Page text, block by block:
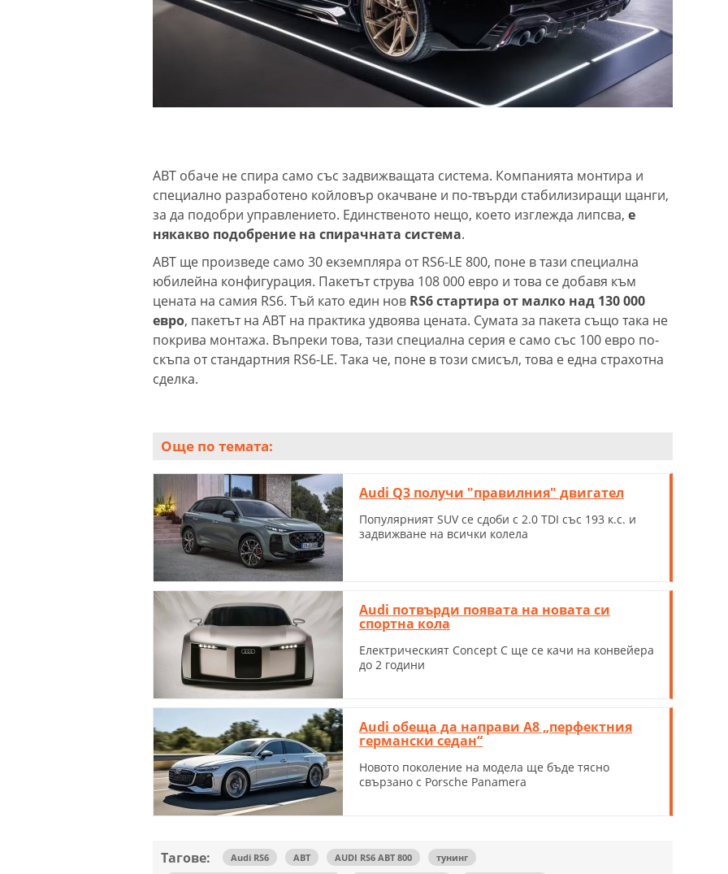
ABT обаче не спира само със задвижващата система. Компанията монтира и
специално разработено койловър окачване и по-твърди стабилизиращи щанги,
за да подобри управлението. Единственото нещо, което изглежда липсва, е
някакво подобрение на спирачната система.
ABT ще произведе само 30 екземпляра от RS6-LE 800, поне в тази специална
юбилейна конфигурация. Пакетът струва 108 000 евро и това се добавя към
цената на самия RS6. Тъй като един нов RS6 стартира от малко над 130 000
евро, пакетът на ABT на практика удвоява цената. Сумата за пакета също така не
покрива монтажа. Въпреки това, тази специална серия е само със 100 евро по-
скъпа от стандартния RS6-LE. Така че, поне в този смисъл, това е една страхотна
сделка.
Още по темата:
Audi Q3 получи "правилния" двигател
Популярният SUV се сдоби с 2.0 TDI със 193 к.с. и
задвижване на всички колела
Audi потвърди появата на новата си
спортна кола
Електрическият Concept C ще се качи на конвейера
до 2 години
Audi обеща да направи А8 „перфектния
германски седан“
Новото поколение на модела ще бъде тясно
свързано с Porsche Panamera
Тагове: Audi RS6 ABT AUDI RS6 ABT 800 тунинг